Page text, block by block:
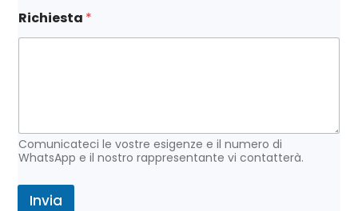
i
a
a
i
Richiesta *
Comunicateci le vostre esigenze e il numero di
WhatsApp e il nostro rappresentante vi contatterà.
Invia